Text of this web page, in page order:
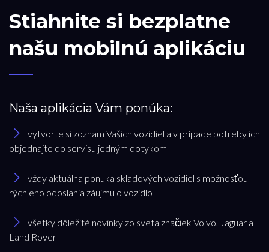
Stiahnite si bezplatne
našu mobilnú aplikáciu
Naša aplikácia Vám ponúka:
vytvorte si zoznam Vašich vozidiel a v prípade potreby ich
objednajte do servisu jedným dotykom
vždy aktuálna ponuka skladových vozidiel s možnosťou
rýchleho odoslania záujmu o vozidlo
všetky dôležité novinky zo sveta značiek Volvo, Jaguar a
Land Rover